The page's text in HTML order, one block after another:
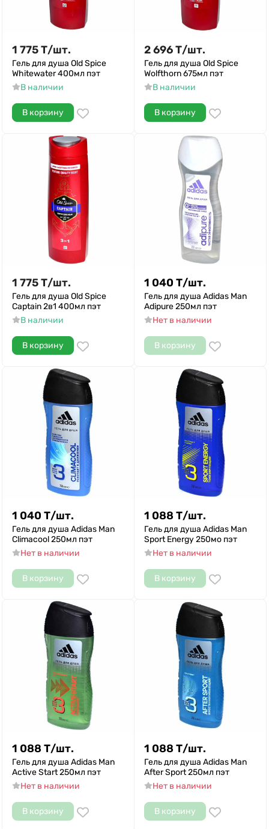
1 775Т/шт.
Гель для душа Old Spice
Whitewater 400мл пэт
В наличии
В корзину
2 696Т/шт.
Гель для душа Old Spice
Wolfthorn 675мл пэт
В наличии
В корзину
1 775Т/шт.
Гель для душа Old Spice
Captain 2в1 400мл пэт
В наличии
В корзину
1 040 Т/шт.
Гель для душа Adidas Man
Adipure 250мл пэт
Нет в наличии
В корзину
1 040 Т/шт.
Гель для душа Adidas Man
Climacool 250мл пэт
Нет в наличии
В корзину
1 088 Т/шт.
Гель для душа Adidas Man
Sport Energy 250мо пэт
Нет в наличии
В корзину
1 088 Т/шт.
Гель для душа Adidas Man
Active Start 250мл пэт
Нет в наличии
В корзину
1 088 Т/шт.
Гель для душа Adidas Man
After Sport 250мл пэт
Нет в наличии
В корзину